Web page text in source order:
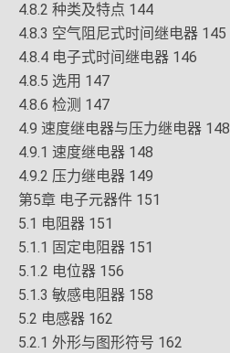
4.8.2 种类及特点 144
4.8.3 空气阻尼式时间继电器 145
4.8.4 电子式时间继电器 146
4.8.5 选用 147
4.8.6 检测 147
4.9 速度继电器与压力继电器 148
4.9.1 速度继电器 148
4.9.2 压力继电器 149
第5章 电子元器件 151
5.1 电阻器 151
5.1.1 固定电阻器 151
5.1.2 电位器 156
5.1.3 敏感电阻器 158
5.2 电感器 162
5.2.1 外形与图形符号 162